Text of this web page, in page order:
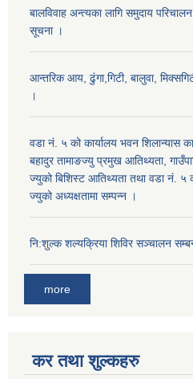
बालविवाह अन्त्यका लागि समुदाय
सूचना ।
आन्तरिक आय, ढुंगा,गिटी, बालुवा,
।
वडा नं. ५ को कार्यालय भवन शिलान्यास
बहादुर तामाङज्यु प्रमुख आतिथ्यता,
ज्युको बिशिस्ट आतिथ्यता तथा वडा नं. ५
ज्युको अध्यक्षतामा सम्पन्न ।
नि:शुल्क शल्यक्रिया शिविर सञ्चालन
more
कर तथा शुल्कहरु